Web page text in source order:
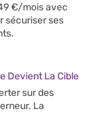
€/mois avec
sécuriser ses
Devient La Cible
sur des
La